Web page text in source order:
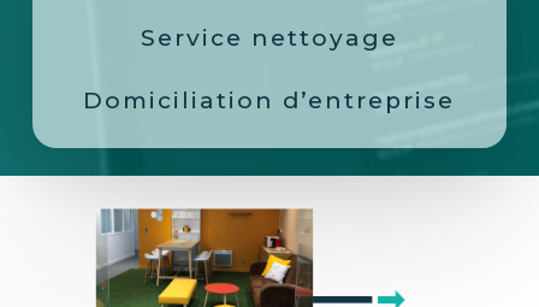
Service nettoyage
Domiciliation d’entreprise